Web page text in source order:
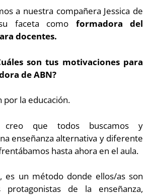
a nuestra compañera Jessica de
faceta como formadora del
docentes.
son tus motivaciones para
de ABN?
por la educación.
que todos buscamos y
enseñanza alternativa y diferente
hasta ahora en el aula.
es un método donde ellos/as son
protagonistas de la enseñanza,